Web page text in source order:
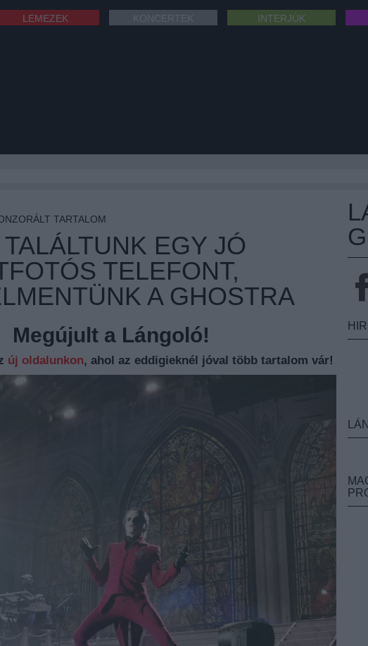
LEMEZEK INTERJÚK
TARTALOM
EGY JÓ
TELEFONT,
A GHOSTRA
Megújult a Lángoló!
új oldalunkon, ahol az eddigieknél jóval több tartalom vár!